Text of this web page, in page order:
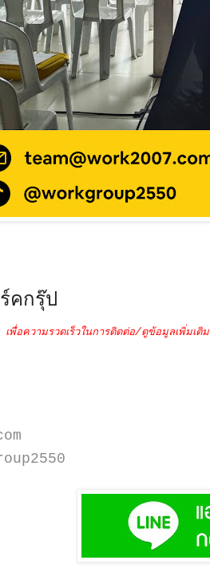
คกรุ๊ป
อความรวดเร็วในการติดต่อ/ดูข้อมูลเพิ่มเติม